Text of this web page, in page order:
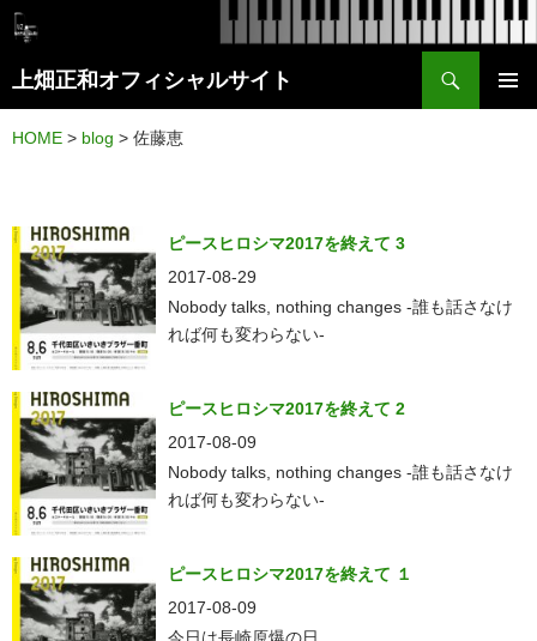
上畑正和オフィシャルサイト
ン
ツ
へ
ス
キ
ッ
プ
HOME > blog > 佐藤恵
ピースヒロシマ2017を終えて 3
2017-08-29
Nobody talks, nothing changes -誰も話さなけ
れば何も変わらない-
ピースヒロシマ2017を終えて 2
2017-08-09
Nobody talks, nothing changes -誰も話さなけ
れば何も変わらない-
ピースヒロシマ2017を終えて １
2017-08-09
今日は長崎原爆の日、